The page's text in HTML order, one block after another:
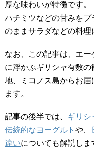
厚な味わいが特徴です。
ハチミツなどの甘みを
のままサラダなどの料理
なお、この記事は、エー
に浮かぶギリシャ有数の
地、ミコノス島からお届
ます。
記事の後半では、 ギリシ
伝統的なヨーグルト や、
違いについても解説しま